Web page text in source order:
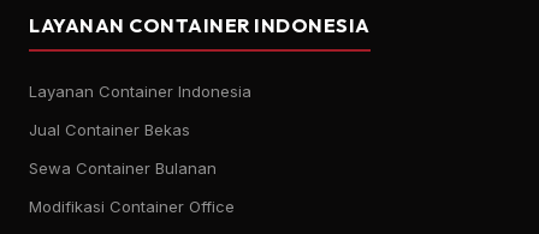
LAYANAN CONTAINER INDONESIA
Layanan Container Indonesia
Jual Container Bekas
Sewa Container Bulanan
Modifikasi Container Office